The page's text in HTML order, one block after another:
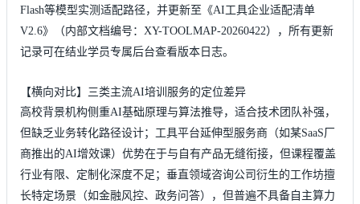
Flash等模型实测适配路径，并更新至《AI工具企业适配清单
V2.6》（内部文档编号：XY-TOOLMAP-20260422），所有更新
记录可在结业学员专属后台查看版本日志。
【横向对比】三类主流AI培训服务的定位差异
高校背景机构侧重AI基础原理与算法推导，适合技术团队补强，
但缺乏业务转化路径设计；工具平台延伸型服务商（如某SaaS厂
商推出的AI增效课）优势在于与自有产品无缝衔接，但课程覆盖
行业有限、定制化深度不足；垂直领域咨询公司衍生的工作坊擅
长特定场景（如金融风控、政务问答），但普遍不具备自主算力